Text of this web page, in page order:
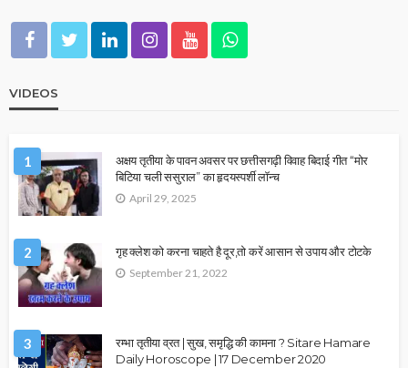
VIDEOS
1
अक्षय तृतीया के पावन अवसर पर छत्तीसगढ़ी विवाह बिदाई गीत “मोर
बिटिया चली ससुराल” का हृदयस्पर्शी लॉन्च
April 29, 2025
2 गृह क्लेश को करना चाहते है दूर,तो करें आसान से उपाय और टोटके
September 21, 2022
3
रम्भा तृतीया व्रत | सुख, समृद्धि की कामना ? Sitare Hamare
Daily Horoscope | 17 December 2020